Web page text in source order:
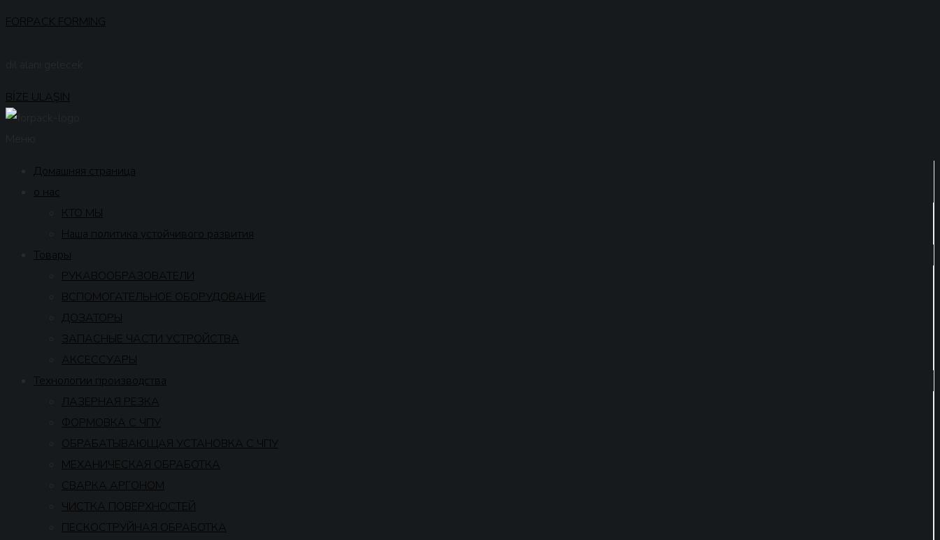
FORPACK FORMING
BİZE ULAŞIN
Домашняя страница
о нас
КТО МЫ
Наша политика устойчивого развития
Товары
РУКАВООБРАЗОВАТЕЛИ
ВСПОМОГАТЕЛЬНОЕ ОБОРУДОВАНИЕ
ДОЗАТОРЫ
ЗАПАСНЫЕ ЧАСТИ УСТРОЙСТВА
АКСЕССУАРЫ
Технологии производства
ЛАЗЕРНАЯ РЕЗКА
ФОРМОВКА С ЧПУ
ОБРАБАТЫВАЮЩАЯ УСТАНОВКА С ЧПУ
МЕХАНИЧЕСКАЯ ОБРАБОТКА
СВАРКА АРГОНОМ
ЧИСТКА ПОВЕРХНОСТЕЙ
ПЕСКОСТРУЙНАЯ ОБРАБОТКА